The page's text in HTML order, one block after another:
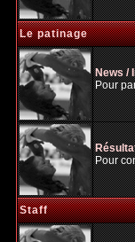
Le patinage
News /
Pour
Pour
Staff